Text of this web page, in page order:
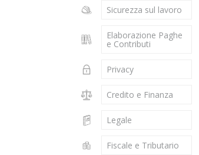
Sicurezza sul lavoro
Elaborazione Paghe
e Contributi
Privacy
Credito e Finanza
Legale
Fiscale e Tributario